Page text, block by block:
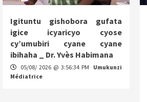
Igituntu gishobora gufata
igice icyaricyo cyose
cy’umubiri cyane cyane
ibihaha _ Dr. Yvès Habimana
05/08/ 2026 @ 3:56:34 PM
Umukunzi
Médiatrice